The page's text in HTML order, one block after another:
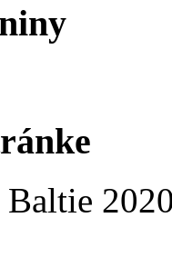
Baltie